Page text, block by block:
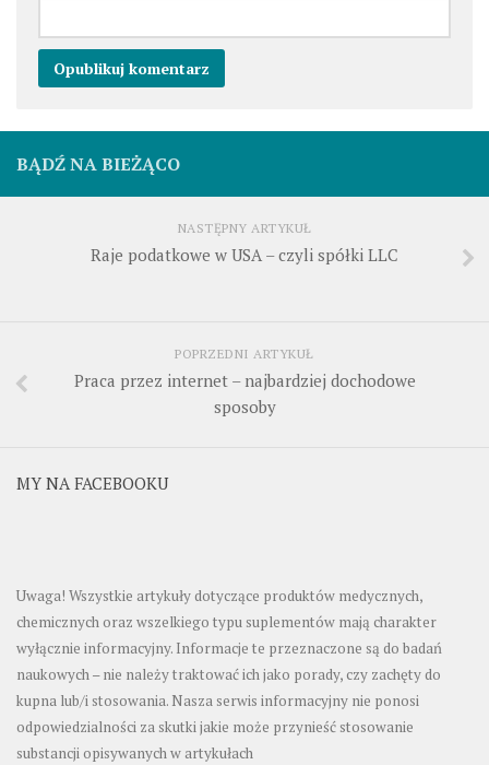
BĄDŹ NA BIEŻĄCO
NASTĘPNY ARTYKUŁ
Raje podatkowe w USA – czyli spółki LLC
POPRZEDNI ARTYKUŁ
Praca przez internet – najbardziej dochodowe
sposoby
MY NA FACEBOOKU
Uwaga! Wszystkie artykuły dotyczące produktów medycznych,
chemicznych oraz wszelkiego typu suplementów mają charakter
wyłącznie informacyjny. Informacje te przeznaczone są do badań
naukowych – nie należy traktować ich jako porady, czy zachęty do
kupna lub/i stosowania. Nasza serwis informacyjny nie ponosi
odpowiedzialności za skutki jakie może przynieść stosowanie
substancji opisywanych w artykułach